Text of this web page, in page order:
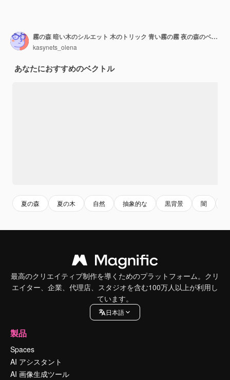
霧の森 暗い木のシルエット 木のトリック 青い霧の霧 夜の森のベクトル
kasynets_olena
あなたにおすすめのベクトル
夏の森 夏の木 自然 抽象的な 黒背景 闇
最高のクリエイティブ制作を導くためのプラットフォーム。クリ
エイター、企業、代理店、スタジオを含む100万人以上が利用し
ています。
日本語
製品
Spaces
AI アシスタント
AI 画像生成ツール